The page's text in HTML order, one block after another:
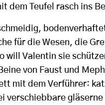
dem Teufel rasch ins
für die Wesen, die
will Valentin sie
von Faust und
mit dem Verführer:
verschiebbare